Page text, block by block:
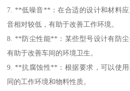
7. **低噪音**：在合适的设计和材料
音相对较低，有助于改善工作环境。
8. **防尘性能**：某些型号设计有防尘
有助于改善车间的环境卫生。
9. **抗腐蚀性**：根据要求，可以使
同的工作环境和物料性质。